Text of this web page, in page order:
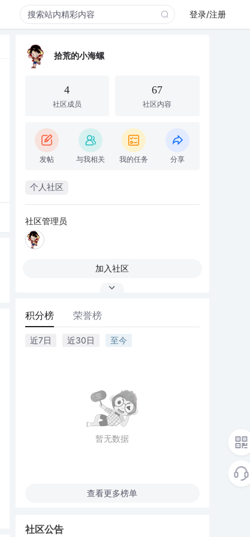
登录/注册
拾荒的小海螺
4
社区成员
67
社区内容
发帖 与我相关 我的任务 分享
个人社区
社区管理员
加入社区
积分榜 荣誉榜
近7日 近30日 至今
暂无数据
查看更多榜单
社区公告